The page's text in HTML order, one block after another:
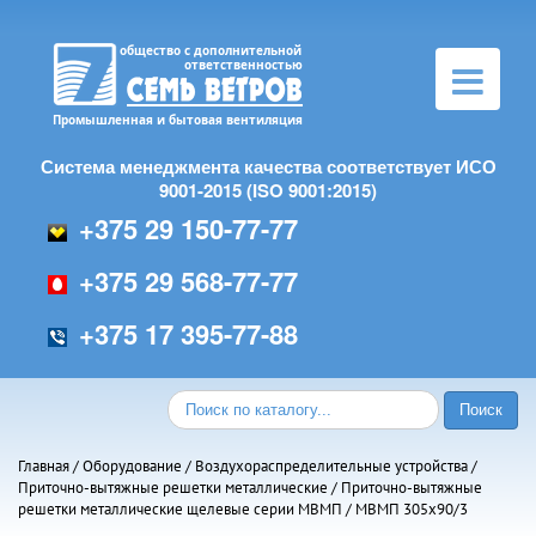
Система менеджмента качества соответствует ИСО
9001-2015 (ISO 9001:2015)
+375 29 150-77-77
+375 29 568-77-77
+375 17 395-77-88
Главная/Оборудование / Воздухораспределительные устройства/
Приточно-вытяжные решетки металлические / Приточно-вытяжные
решетки металлические щелевые серии МВMП / МВМП 305х90/3